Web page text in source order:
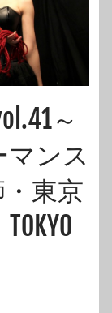
～
マンス
東京